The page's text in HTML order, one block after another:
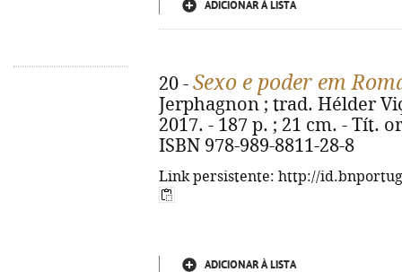
ADICIONAR À LISTA
20 - Sexo e poder em
Jerphagnon ; trad. Hélder
2017. - 187 p. ; 21 cm. - Tít.
ISBN 978-989-8811-28-8
Link persistente: http://
ADICIONAR À LISTA